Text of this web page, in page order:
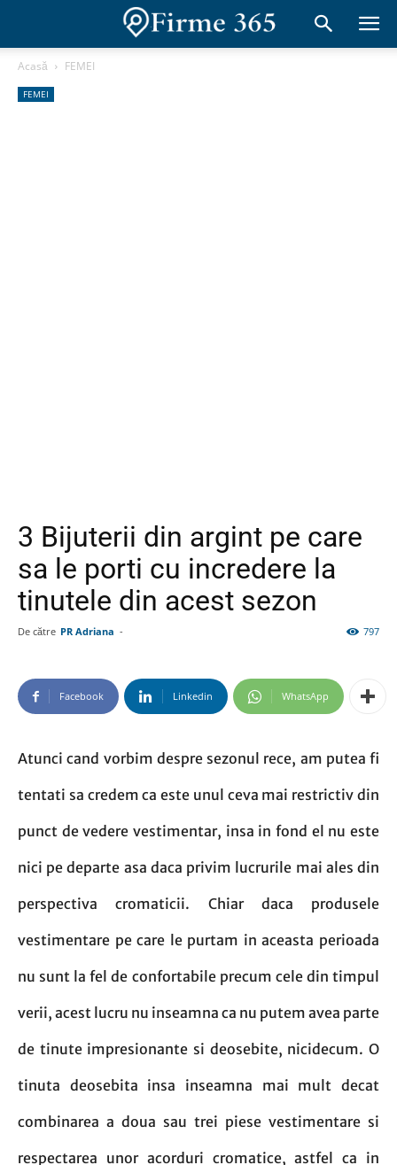
Acasă FEMEI
FEMEI
3 Bijuterii din argint pe care
sa le porti cu incredere la
tinutele din acest sezon
De către PR Adriana - 797
Facebook Linkedin WhatsApp
Atunci cand vorbim despre sezonul rece, am putea fi
tentati sa credem ca este unul ceva mai restrictiv din
punct de vedere vestimentar, insa in fond el nu este
nici pe departe asa daca privim lucrurile mai ales din
perspectiva cromaticii. Chiar daca produsele
vestimentare pe care le purtam in aceasta perioada
nu sunt la fel de confortabile precum cele din timpul
verii, acest lucru nu inseamna ca nu putem avea parte
de tinute impresionante si deosebite, nicidecum. O
tinuta deosebita insa inseamna mai mult decat
combinarea a doua sau trei piese vestimentare si
respectarea unor acorduri cromatice, astfel ca in